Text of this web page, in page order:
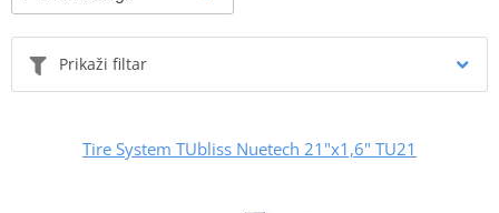
Prikaži filtar
Tire System TUbliss Nuetech 21"x1,6" TU21